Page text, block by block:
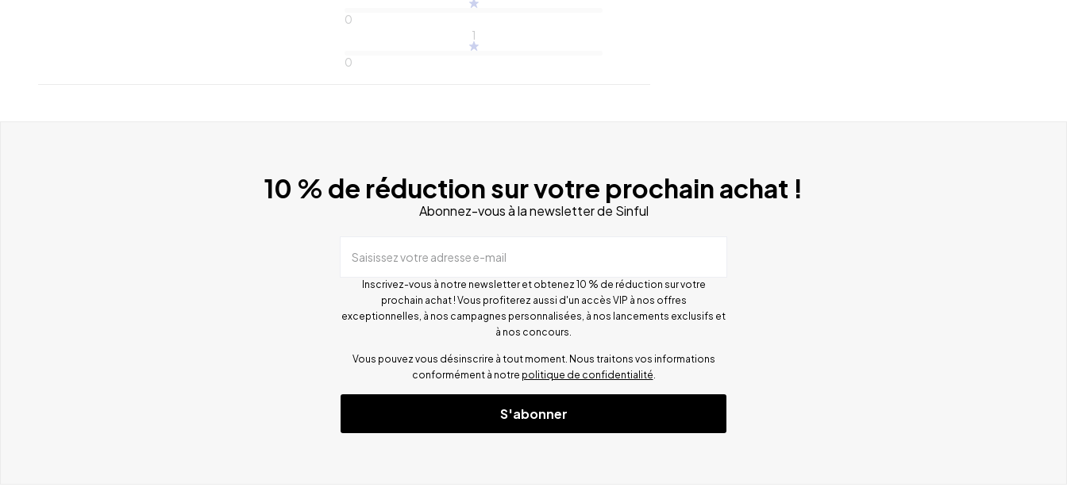
0
1
0
10 % de réduction sur votre prochain achat !
Abonnez-vous à la newsletter de Sinful
Saisissez votre adresse e-mail
Inscrivez-vous à notre newsletter et obtenez 10 % de réduction sur votre
prochain achat ! Vous profiterez aussi d'un accès VIP à nos offres
exceptionnelles, à nos campagnes personnalisées, à nos lancements exclusifs et
à nos concours.
Vous pouvez vous désinscrire à tout moment. Nous traitons vos informations
conformément à notre politique de confidentialité
S'abonner